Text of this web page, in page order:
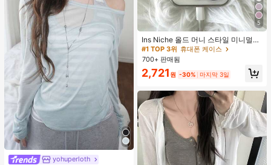
yohuperloth
#1 TOP 3위 에서 여성 투피스 의상
5
Ins Niche 올드 머니 스타일 미니멀리
스트 영국식 전기 도금 실버 엣지 풀
커버리지 휴대폰 케이스, 아이폰 16 프
로 맥스, 애플 17 프로 맥스, 1/3/12/11,
14 프로 호환 (태그 없음)
#1 TOP 3위
휴대폰 케이스
거의 매진!
#1 TOP 3위 휴대폰 케이스
거의 매진!
#1 TOP 3위 휴대폰 케이스
거의 매진!
#1 TOP 3위
휴대폰 케이스
700+ 판매됨
2,721 원 -30% 마지막 3일